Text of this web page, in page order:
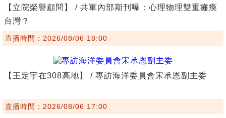
【立院榮譽顧問】 / 共軍內部期刊曝：心理物理雙重癱瘓
台灣？
直播時間：2026/08/06 18:00
【王定宇在308高地】 / 專訪海洋委員會宋承恩副主委
直播時間：2026/08/06 17:00